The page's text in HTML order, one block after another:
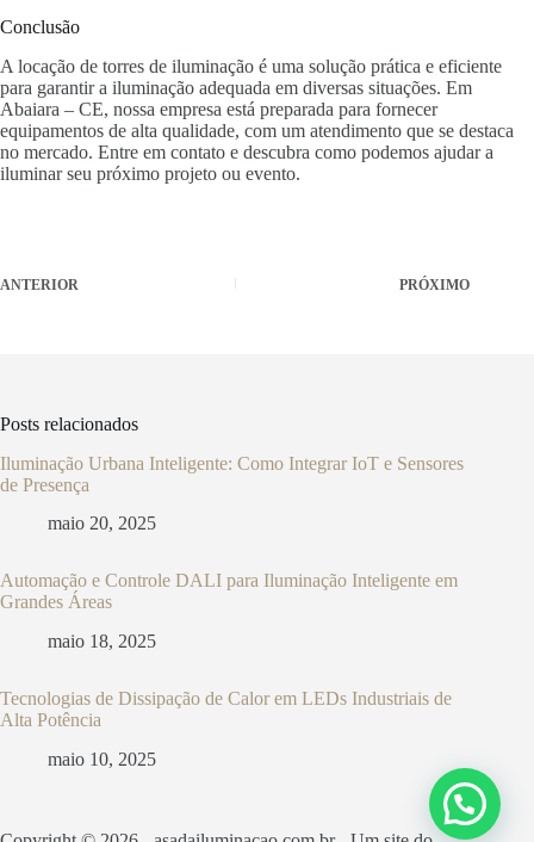
Conclusão
A locação de torres de iluminação é uma solução prática e eficiente
para garantir a iluminação adequada em diversas situações. Em
Abaiara – CE, nossa empresa está preparada para fornecer
equipamentos de alta qualidade, com um atendimento que se destaca
no mercado. Entre em contato e descubra como podemos ajudar a
iluminar seu próximo projeto ou evento.
ANTERIOR PRÓXIMO
Posts relacionados
Iluminação Urbana Inteligente: Como Integrar IoT e Sensores
de Presença
maio 20, 2025
Automação e Controle DALI para Iluminação Inteligente em
Grandes Áreas
maio 18, 2025
Tecnologias de Dissipação de Calor em LEDs Industriais de
Alta Potência
maio 10, 2025